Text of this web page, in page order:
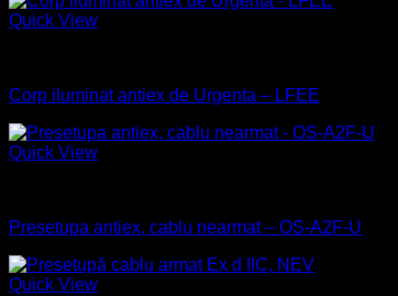
Quick View
Corp iluminat antiex de Urgenta – LFEE
Quick View
Presetupa antiex, cablu nearmat – OS-A2F-U
Quick View